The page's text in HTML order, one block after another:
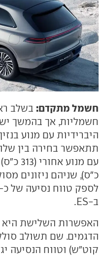
חשמל מתקדם: בשלב
חשמליות, אך בהמשך
היברידיות עם מנוע
תתאפשר בחירה בין
ב-ES.
האפשרות השלישת היא